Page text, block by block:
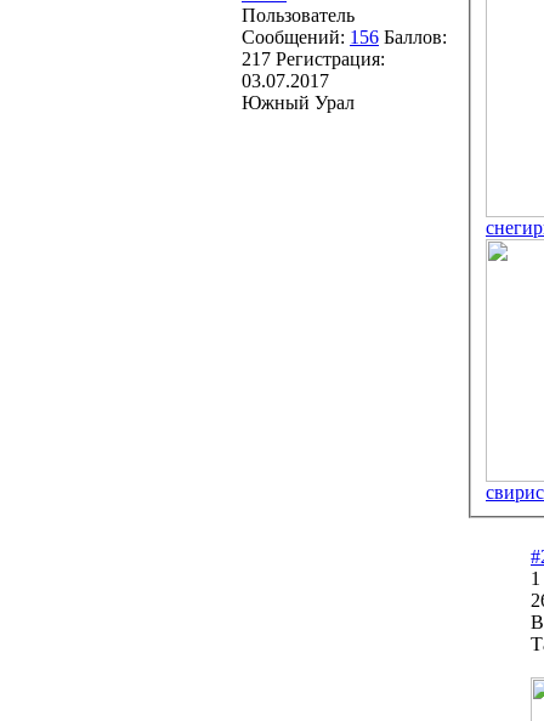
Пользователь
Сообщений: 156 Баллов:
217 Регистрация:
03.07.2017
Южный Урал
1
В